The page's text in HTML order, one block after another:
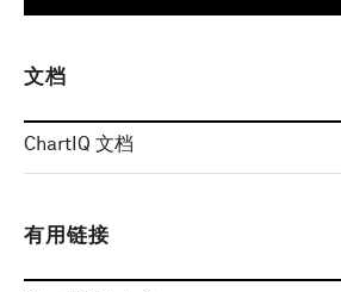
文档
ChartIQ 文档
有用链接